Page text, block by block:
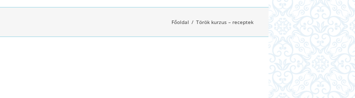
Főoldal Török kurzus – receptek